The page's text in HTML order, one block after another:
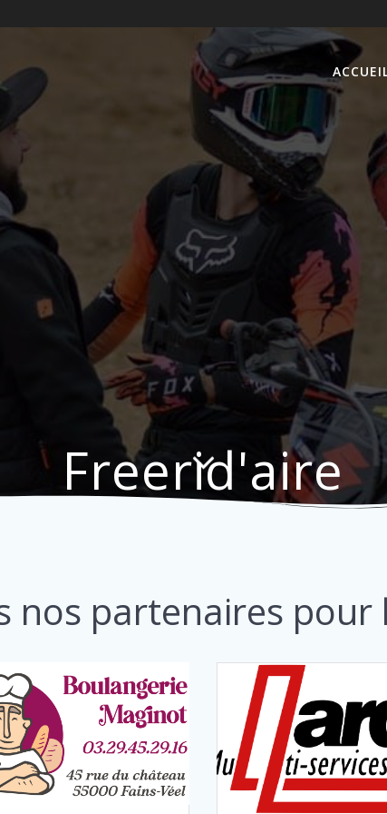
Freerid'aire
nos partenaires pour